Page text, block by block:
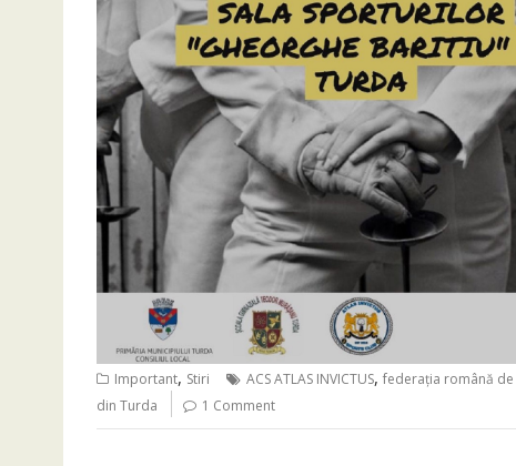
Important, Stiri ACS ATLAS INVICTUS, federația română de
din Turda
1 Comment